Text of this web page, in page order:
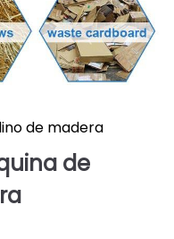
de madera
de